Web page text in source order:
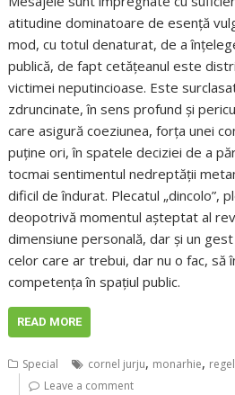
atitudine dominatoare de esenţă
mod, cu totul denaturat, de a
publică, de fapt cetăţeanul este
victimei neputincioase. Este
zdruncinate, în sens profund şi
care asigură coeziunea, forţa unei
puţine ori, în spatele deciziei de a
tocmai sentimentul nedreptăţii
dificil de îndurat. Plecatul „dincolo”,
deopotrivă momentul aşteptat al
dimensiune personală, dar şi un
celor care ar trebui, dar nu o fac, să
competenţa în spaţiul public.
READ MORE
Special cornel jurju, monarhie,
Leave a comment